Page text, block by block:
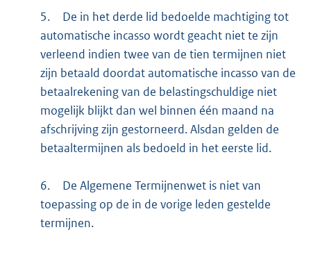
5.
De in het derde lid bedoelde machtiging tot
automatische incasso wordt geacht niet te zijn
verleend indien twee van de tien termijnen niet
zijn betaald doordat automatische incasso van de
betaalrekening van de belastingschuldige niet
mogelijk blijkt dan wel binnen één maand na
afschrijving zijn gestorneerd. Alsdan gelden de
betaaltermijnen als bedoeld in het eerste lid.
6.
De Algemene Termijnenwet is niet van
toepassing op de in de vorige leden gestelde
termijnen.